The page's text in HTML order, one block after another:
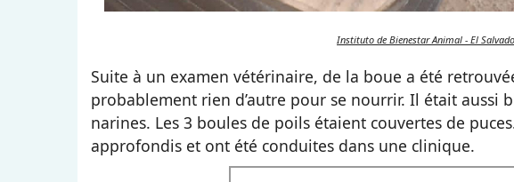
Instituto de Bienestar Animal - El
Suite à un examen vétérinaire, de la boue a été
probablement rien d’autre pour se nourrir. Il était aussi
narines. Les 3 boules de poils étaient couvertes de
approfondis et ont été conduites dans une clinique.